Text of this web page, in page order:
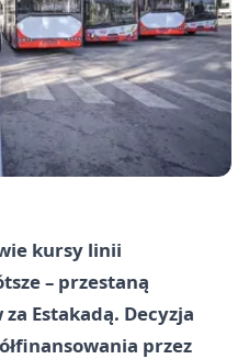
kursy linii
– przestaną
Estakadą. Decyzja
przez